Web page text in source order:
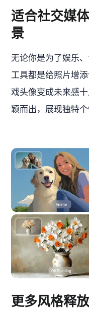
适合社交媒
景
无论你是为了娱乐
工具都是给照片增
戏头像变成未来感
颖而出，展现独特个
更多风格释